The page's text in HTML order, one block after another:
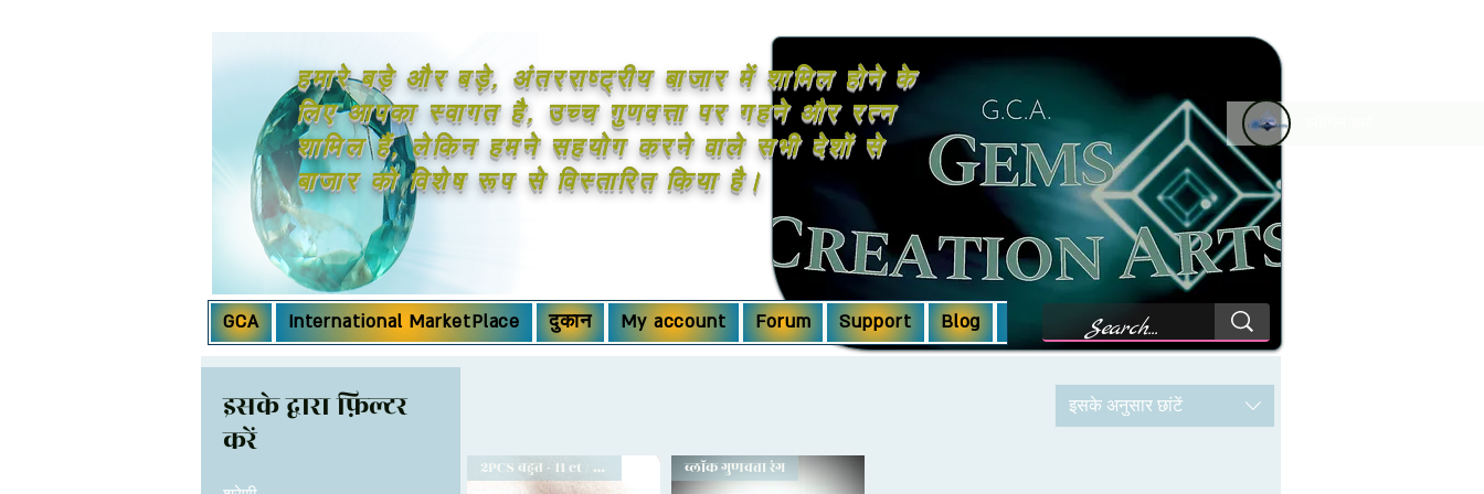
हमारे बड़े और बड़े, अंतरराष्ट्रीय बाजार में शामिल होने के
लिए आपका स्वागत है, उच्च गुणवत्ता पर गहने और रत्न
शामिल हैं, लेकिन हमने सहयोग करने वाले सभी देशों से
बाजार को विशेष रूप से विस्तारित किया है।
GCA International MarketPlace दुकान My account Forum Support Blog Terms, sales conditions policies
इसके द्वारा फ़िल्टर
करें
इसके अनुसार छांटें
2PCS बहुत - 11 ct / 15 ct ब्लॉक गुणवत्ता रंग